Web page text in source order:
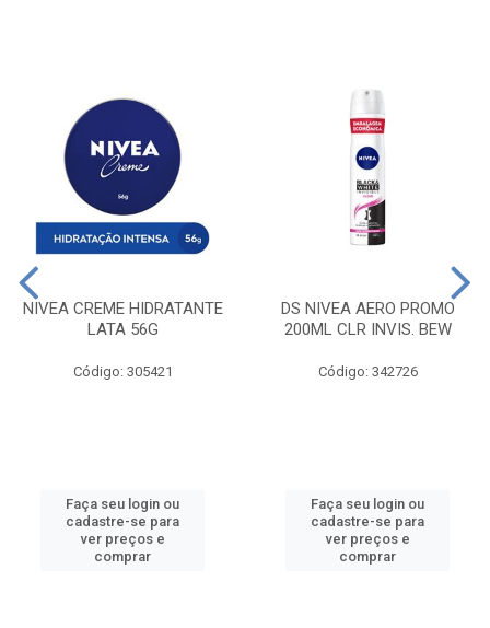
NIVEA CREME HIDRATANTE
LATA 56G
Código: 305421
Faça seu login ou
cadastre-se para
ver preços e
comprar
DS NIVEA AERO PROMO
200ML CLR INVIS. BEW
Código: 342726
Faça seu login ou
cadastre-se para
ver preços e
comprar